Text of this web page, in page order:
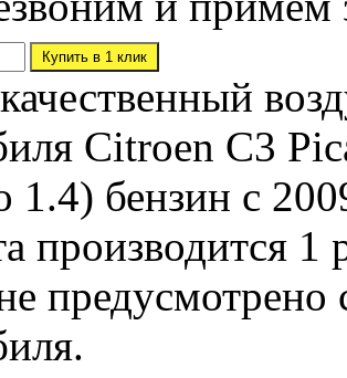
Citroen C3
1.4) бензин с
производится